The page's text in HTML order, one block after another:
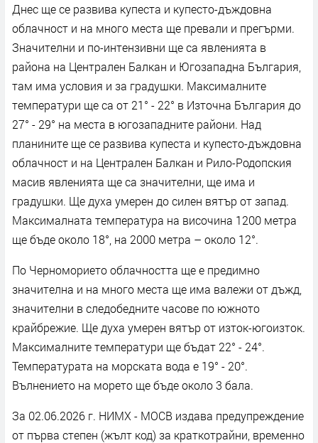
Днес ще се развива купеста и купесто-дъждовна
облачност и на много места ще превали и прегърми.
Значителни и по-интензивни ще са явленията в
района на Централен Балкан и Югозападна България,
там има условия и за градушки. Максималните
температури ще са от 21° - 22° в Източна България до
27° - 29° на места в югозападните райони. Над
планините ще се развива купеста и купесто-дъждовна
облачност и на Централен Балкан и Рило-Родопския
масив явленията ще са значителни, ще има и
градушки. Ще духа умерен до силен вятър от запад.
Максималната температура на височина 1200 метра
ще бъде около 18°, на 2000 метра – около 12°.
По Черноморието облачността ще е предимно
значителна и на много места ще има валежи от дъжд,
значителни в следобедните часове по южното
крайбрежие. Ще духа умерен вятър от изток-югоизток.
Максималните температури ще бъдат 22° - 24°.
Температурата на морската вода е 19° - 20°.
Вълнението на морето ще бъде около 3 бала.
За 02.06.2026 г. НИМХ - МОСВ издава предупреждение
от първа степен (жълт код) за краткотрайни, временно